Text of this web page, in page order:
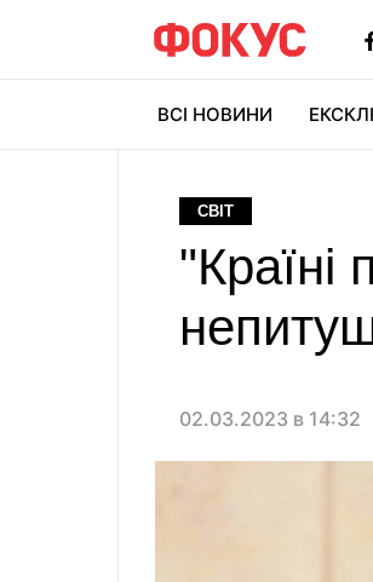
ВСІ НОВИНИ
СВІТ
"Країні
02.03.2023 в 14:32